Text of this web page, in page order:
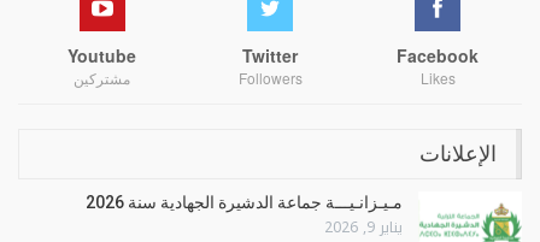
Facebook
Likes
Twitter
Followers
Youtube
مشتركين
الإعلانات
مـيـزانـيـــة جماعة الدشيرة الجهادية سنة 2026
يناير 9, 2026